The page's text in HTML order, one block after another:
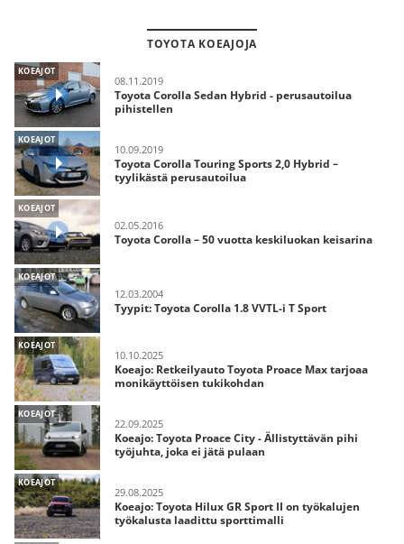
TOYOTA KOEAJOJA
KOEAJOT
08.11.2019
Toyota Corolla Sedan Hybrid - perusautoilua
pihistellen
KOEAJOT
10.09.2019
Toyota Corolla Touring Sports 2,0 Hybrid –
tyylikästä perusautoilua
KOEAJOT
02.05.2016
Toyota Corolla – 50 vuotta keskiluokan keisarina
KOEAJOT
12.03.2004
Tyypit: Toyota Corolla 1.8 VVTL-i T Sport
KOEAJOT
10.10.2025
Koeajo: Retkeilyauto Toyota Proace Max tarjoaa
monikäyttöisen tukikohdan
KOEAJOT
22.09.2025
Koeajo: Toyota Proace City - Ällistyttävän pihi
työjuhta, joka ei jätä pulaan
KOEAJOT
29.08.2025
Koeajo: Toyota Hilux GR Sport II on työkalujen
työkalusta laadittu sporttimalli